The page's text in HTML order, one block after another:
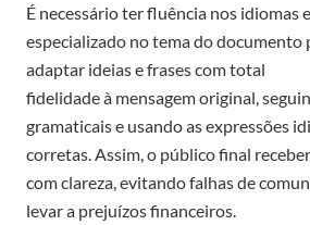
É necessário ter fluência nos idiomas
especializado no tema do documento
adaptar ideiasefrasescom total
fidelidadeà mensagemoriginal,
gramaticais e usando asexpressões
corretas.Assim, o público final
com clareza, evitando falhas de
levar a prejuízos financeiros.